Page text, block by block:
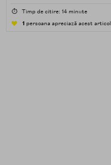
⏱️ Timp de citire: 14 minute
1 persoana apreciază acest articol